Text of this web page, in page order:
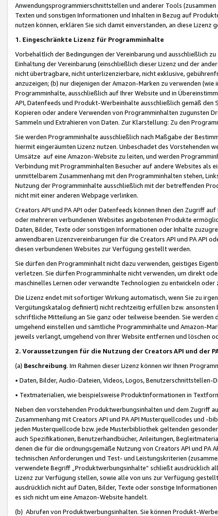
Anwendungsprogrammierschnittstellen und anderer Tools (zusammen
Texten und sonstigen Informationen und Inhalten in Bezug auf
nutzen können, erklären Sie sich damit einverstanden, an diese Lizenz
1. Eingeschränkte Lizenz für Programminhalte
Vorbehaltlich der Bedingungen der Vereinbarung und ausschließlich
Einhaltung der Vereinbarung (einschließlich dieser Lizenz und der
nicht übertragbare, nicht unterlizenzierbare, nicht exklusive,
anzuzeigen; (b) nur diejenigen der Amazon-Marken zu verwenden
Programminhalte, ausschließlich auf Ihrer Website und in
API, Datenfeeds und Produkt-Werbeinhalte ausschließlich gemäß
Kopieren oder andere Verwenden von Programminhalten zugunsten
Sammeln und Extrahieren von Daten. Zur Klarstellung: Zu den
Sie werden Programminhalte ausschließlich nach Maßgabe der
hiermit eingeräumten Lizenz nutzen. Unbeschadet des Vorstehenden
Umsätze auf eine Amazon-Website zu leiten, und werden
Verbindung mit Programminhalten Besucher auf andere Websites als
unmittelbarem Zusammenhang mit den Programminhalten stehen,
Nutzung der Programminhalte ausschließlich mit der betreffenden
nicht mit einer anderen Webpage verlinken.
Creators API und PA API oder Datenfeeds können Ihnen den Zugriff
oder mehreren verbundenen Websites angebotenen Produkte
Daten, Bilder, Texte oder sonstigen Informationen oder Inhalte
anwendbaren Lizenzvereinbarungen für die Creators API und PA API
diesen verbundenen Websites zur Verfügung gestellt werden.
Sie dürfen den Programminhalt nicht dazu verwenden, geistiges
verletzen. Sie dürfen Programminhalte nicht verwenden, um direkt
maschinelles Lernen oder verwandte Technologien zu entwickeln
Die Lizenz endet mit sofortiger Wirkung automatisch, wenn Sie zu
Vergütungskatalog definiert) nicht rechtzeitig erfüllen bzw. ansonsten
schriftliche Mitteilung an Sie ganz oder teilweise beenden. Sie werden
umgehend einstellen und sämtliche Programminhalte und Amazon-
jeweils verlangt, umgehend von Ihrer Website entfernen und löschen
2. Voraussetzungen für die Nutzung der Creators API und der
(a) Beschreibung. Im Rahmen dieser Lizenz können wir Ihnen
• Daten, Bilder, Audio-Dateien, Videos, Logos, Benutzerschnittstellen-
• Textmaterialien, wie beispielsweise Produktinformationen in
Neben den vorstehenden Produktwerbungsinhalten und dem Zugriff
Zusammenhang mit Creators API und PA API Musterquellcodes und
jeden Musterquellcode bzw. jede Musterbibliothek geltenden
auch Spezifikationen, Benutzerhandbücher, Anleitungen,
denen die für die ordnungsgemäße Nutzung von Creators API und PA
technischen Anforderungen und Test- und Leistungskriterien
verwendete Begriff „Produktwerbungsinhalte“ schließt ausdrücklich
Lizenz zur Verfügung stellen, sowie alle von uns zur Verfügung
ausdrücklich nicht auf Daten, Bilder, Texte oder sonstige
es sich nicht um eine Amazon-Website handelt.
(b) Abrufen von Produktwerbungsinhalten. Sie können Produkt-